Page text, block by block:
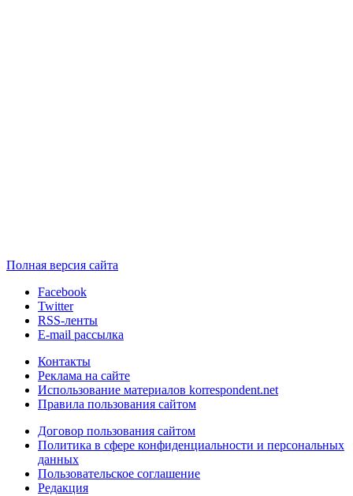
Полная версия сайта
Facebook
Twitter
RSS-ленты
E-mail рассылка
Контакты
Реклама на сайте
Использование материалов korrespondent.net
Правила пользования сайтом
Договор пользования сайтом
Политика в сфере конфиденциальности и персональных
данных
Пользовательское соглашение
Редакция